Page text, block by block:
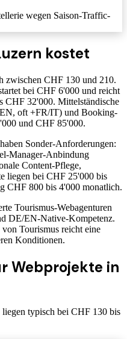
wegen Saison-Traffic-
kostet
zwischen CHF 130 und 210.
bei CHF 6'000 und reicht
CHF 32'000. Mittelständische
oft +FR/IT) und Booking-
und CHF 85'000.
Sonder-Anforderungen:
Manager-Anbindung
Content-Pflege,
liegen bei CHF 25'000 bis
CHF 800 bis 4'000 monatlich.
Tourismus-Webagenturen
DE/EN-Native-Kompetenz.
Tourismus reicht eine
Konditionen.
Webprojekte in
typisch bei CHF 130 bis